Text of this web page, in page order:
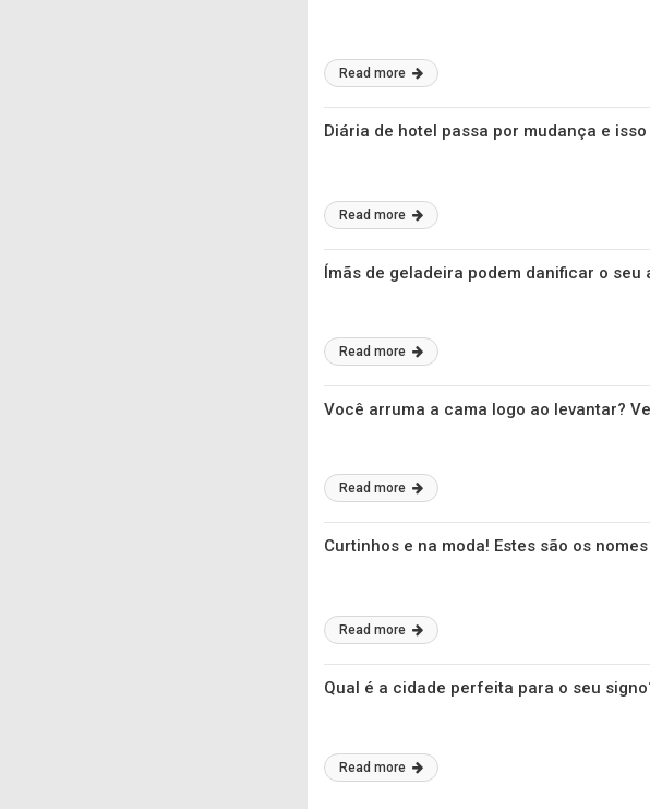
Read more
Diária de hotel passa por mudança e
Read more
Ímãs de geladeira podem danificar o seu
Read more
Você arruma a cama logo ao levantar?
Read more
Curtinhos e na moda! Estes são os
Read more
Qual é a cidade perfeita para o seu
Read more